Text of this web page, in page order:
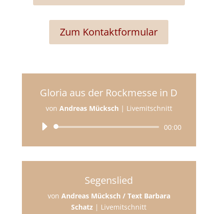
Zum Kontaktformular
Gloria aus der Rockmesse in D
von Andreas Mücksch | Livemitschnitt
Audio-
00:00
Segenslied
von Andreas Mücksch / Text Barbara
Schatz | Livemitschnitt